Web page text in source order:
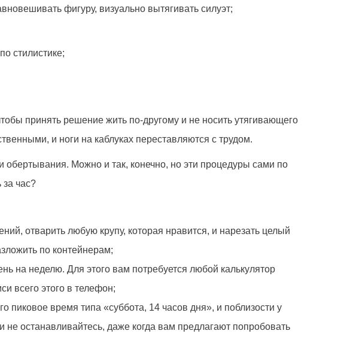
фигуру, визуально вытягивать силуэт;
стилистике;
принять решение жить по-другому и не носить утягивающего
и ноги на каблуках переставляются с трудом.
обертывания. Можно и так, конечно, но эти процедуры сами по
за час?
отварить любую крупу, которая нравится, и нарезать целый
по контейнерам;
на неделю. Для этого вам потребуется любой калькулятор
всего этого в телефон;
пиковое время типа «суббота, 14 часов дня», и поблизости у
не останавливайтесь, даже когда вам предлагают попробовать